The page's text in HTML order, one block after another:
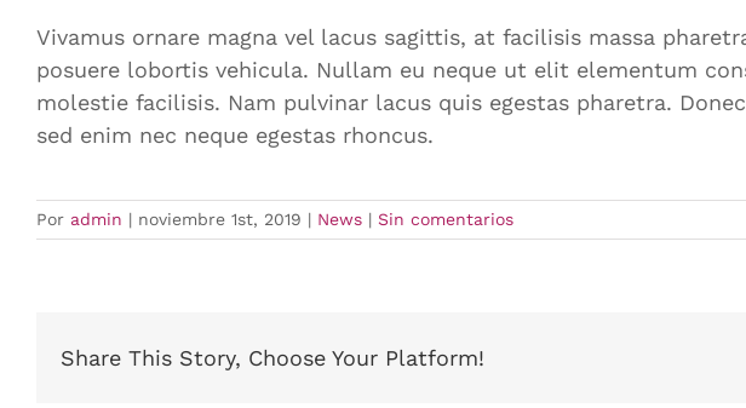
Vivamus ornare magna vel lacus sagittis, at facilisis massa
posuere lobortis vehicula. Nullam eu neque ut elit elementum
molestie facilisis. Nam pulvinar lacus quis egestas pharetra.
sed enim nec neque egestas rhoncus.
Por admin | noviembre 1st, 2019 | News | Sin comentarios
Share This Story, Choose Your Platform!